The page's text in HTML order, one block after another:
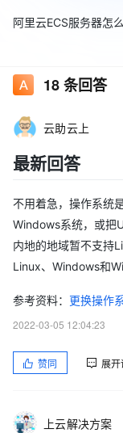
阿里云ECS服务器怎
18条回答
云助云上
最新回答
不用着急，操作系统
Windows系统，或把
内地的地域暂不支持
Linux、Windows和
参考资料： 更换操作
2022-03-05 12:04:23
赞同 展
上云解决方案